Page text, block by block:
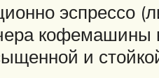
эспрессо
кофемашины
и